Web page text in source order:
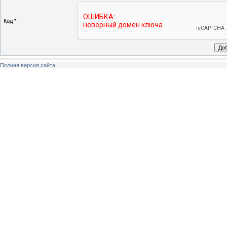
Код *:
Полная версия сайта